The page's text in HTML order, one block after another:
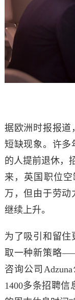
据欧洲时报报道
短缺现象。许多
的人提前退休，
来，英国 职位
万，但由于劳动
继续上升。
为了吸引和留住
取一种新策略
咨询公司
1400多条招聘信